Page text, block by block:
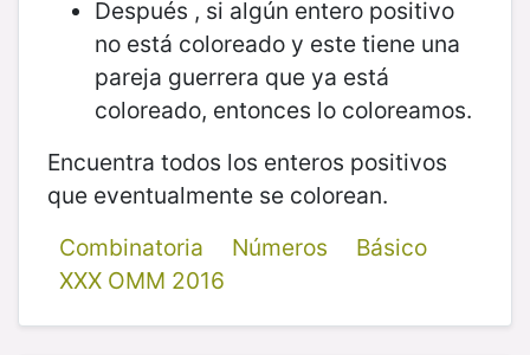
Después , si algún entero positivo
no está coloreado y este tiene una
pareja guerrera que ya está
coloreado, entonces lo coloreamos.
Encuentra todos los enteros positivos
que eventualmente se colorean.
Combinatoria
Números
Básico
XXX OMM 2016